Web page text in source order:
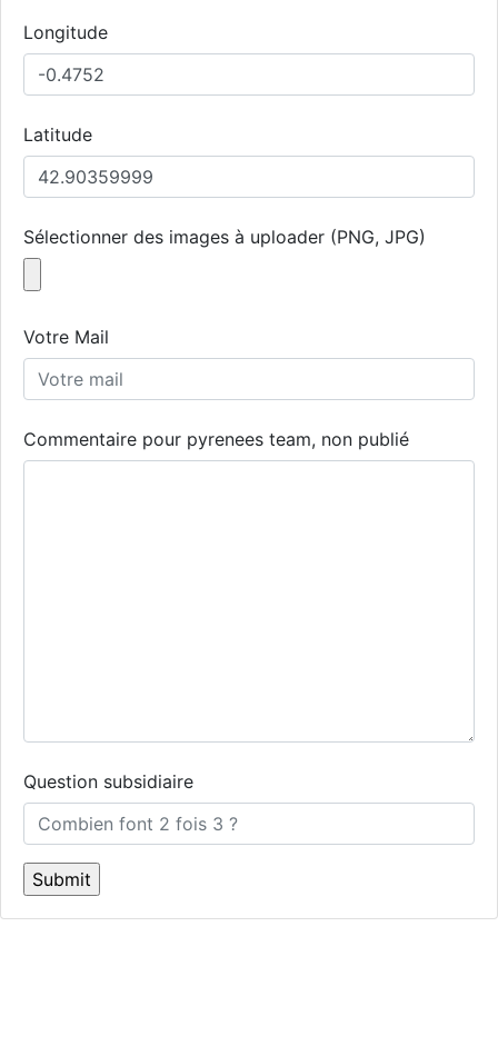
Longitude
Latitude
Sélectionner des images à uploader (PNG, JPG)
Votre Mail
Commentaire pour pyrenees team, non publié
Question subsidiaire